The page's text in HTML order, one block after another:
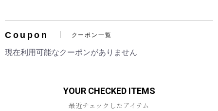
Coupon クーポン一覧
現在利用可能なクーポンがありません
YOUR CHECKED ITEMS
最近チェックしたアイテム